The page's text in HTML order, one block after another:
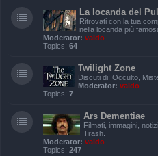
La locanda del
Ritrovati con la tua
nella locanda più
Moderator: valdo
Topics: 64
Twilight Zone
Discuti di: Occulto,
Moderator: valdo
Topics: 7
Ars Dementiae
Filmati, immagini,
Trash.
Moderator: valdo
Topics: 247